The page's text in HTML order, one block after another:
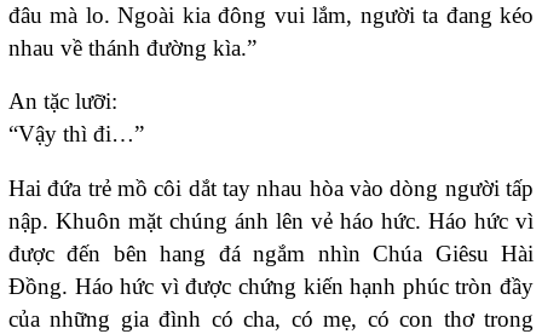
đâu mà lo. Ngoài kia đông vui lắm, người ta đang kéo
nhau về thánh đường kìa.”
An tặc lưỡi:
“Vậy thì đi…”
Hai đứa trẻ mồ côi dắt tay nhau hòa vào dòng người tấp
nập. Khuôn mặt chúng ánh lên vẻ háo hức. Háo hức vì
được đến bên hang đá ngắm nhìn Chúa Giêsu Hài
Đồng. Háo hức vì được chứng kiến hạnh phúc tròn đầy
của những gia đình có cha, có mẹ, có con thơ trong